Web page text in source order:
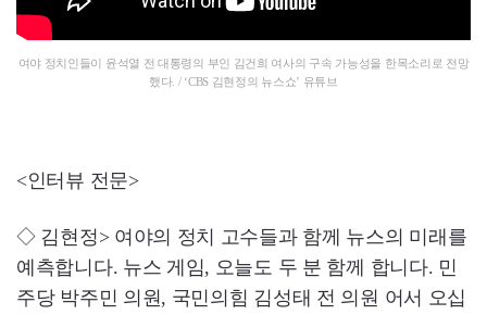
여야 정치인들이 윤석열 전 대통령의 부인 김건희 여사의 구속 가능성을 한목소리로 전망
했다. / ‘CBS 김현정의 뉴스쇼’ 유튜브
<인터뷰 전문>
◇ 김현정> 여야의 정치 고수들과 함께 뉴스의 미래를
예측합니다. 뉴스 게임, 오늘도 두 분 함께 합니다. 민
주당 박주민 의원, 국민의힘 김성태 전 의원 어서 오십